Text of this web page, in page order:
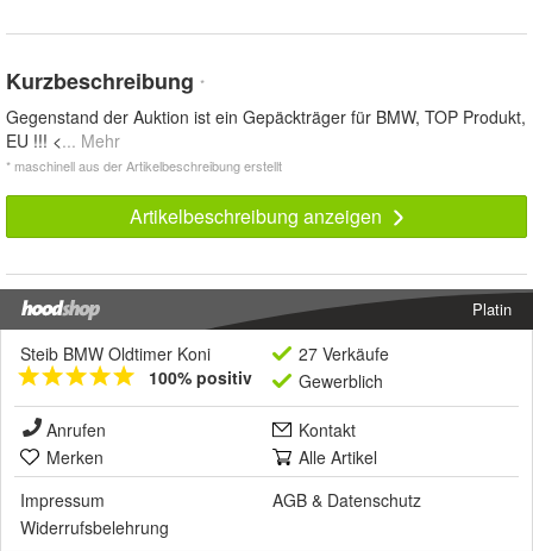
Kurzbeschreibung *
Gegenstand der Auktion ist ein Gepäckträger für BMW, TOP Produkt,
EU !!! <... Mehr
* maschinell aus der Artikelbeschreibung erstellt
Artikelbeschreibung anzeigen
Platin
Steib BMW Oldtimer Koni
100% positiv
27 Verkäufe
Gewerblich
Anrufen
Kontakt
Merken
Alle Artikel
Impressum
AGB & Datenschutz
Widerrufsbelehrung